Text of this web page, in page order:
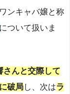
ンキャバ嬢と称
について扱いま
さんと交際して
破局し、次はラ